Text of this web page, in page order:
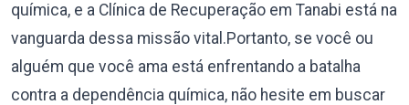
química, e a Clínica de Recuperação em Tanabi está na
vanguarda dessa missão vital.Portanto, se você ou
alguém que você ama está enfrentando a batalha
contra a dependência química, não hesite em buscar